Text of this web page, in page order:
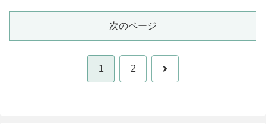
次のページ
1 2 次